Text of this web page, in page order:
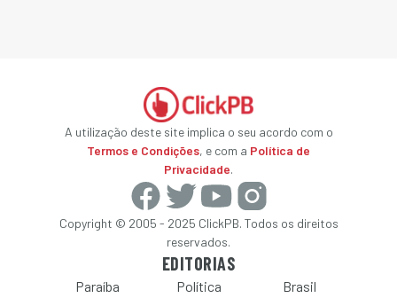
A utilização deste site implica o seu acordo com o
Termos e Condições, e com a Política de
Privacidade.
Copyright © 2005 - 2025 ClickPB. Todos os direitos
reservados.
EDITORIAS
Paraíba Política
Brasil